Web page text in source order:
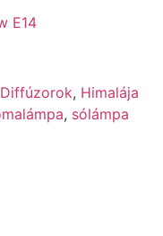
E14
, Himalája
, sólámpa